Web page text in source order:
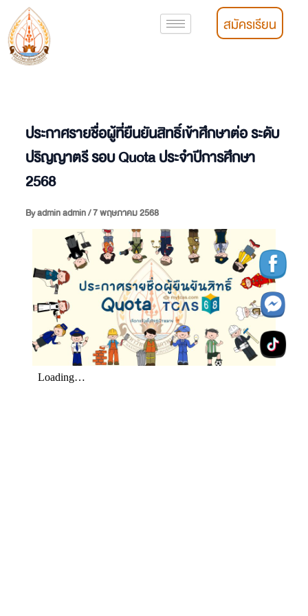
Skip
to
content
สมัครเรียน
ประกาศรายชื่อผู้ที่ยืนยันสิทธิ์เข้าศึกษาต่อ ระดับ
ปริญญาตรี รอบ Quota ประจำปีการศึกษา
2568
Byadmin admin/7 พฤษภาคม 2568